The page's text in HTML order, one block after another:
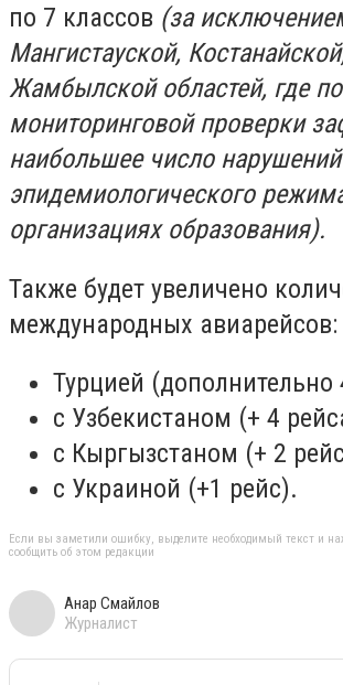
по 7 классов (за
Мангистауской,
Жамбылской областей, где
мониторинговой проверки
наибольшее число
эпидемиологического
организациях образования).
Также будет увеличено
международных авиарейсов:
Турцией (дополнительно
с Узбекистаном (+ 4
с Кыргызстаном (+ 2
с Украиной (+1 рейс).
Если вы заметили ошибку, выделите необходимый текст и
сообщить об этом редакции
Анар Смайлов
Журналист